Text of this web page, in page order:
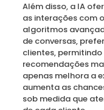
Além disso, a IA
as interações com
algoritmos
de conversas,
clientes,
recomendações
apenas melhora a
aumenta as
sob medida que